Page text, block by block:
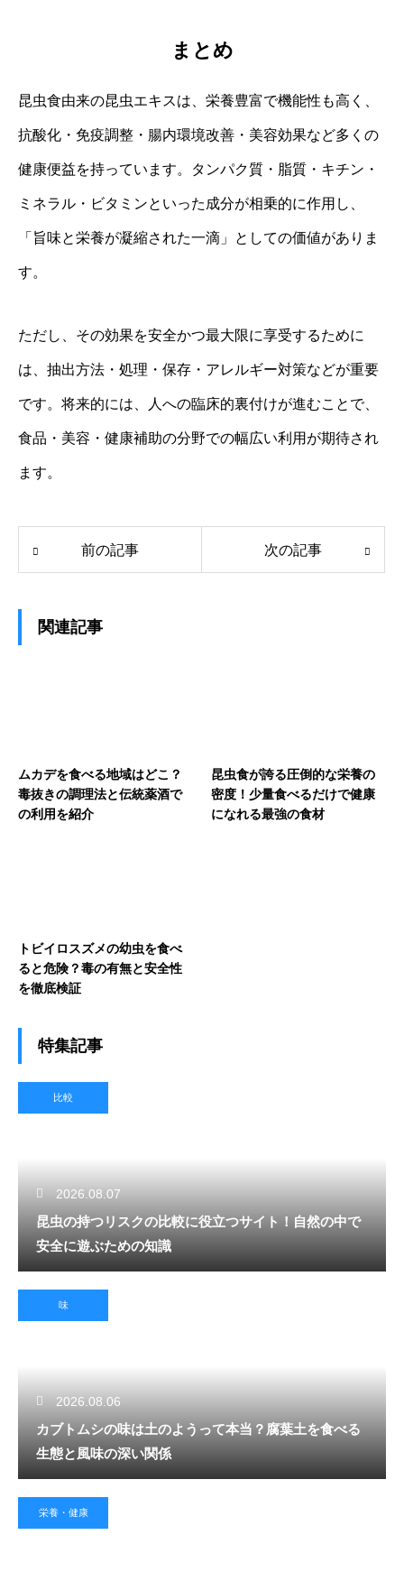
まとめ
昆虫食由来の昆虫エキスは、栄養豊富で機能性も高く、
抗酸化・免疫調整・腸内環境改善・美容効果など多くの
健康便益を持っています。タンパク質・脂質・キチン・
ミネラル・ビタミンといった成分が相乗的に作用し、
「旨味と栄養が凝縮された一滴」としての価値がありま
す。
ただし、その効果を安全かつ最大限に享受するために
は、抽出方法・処理・保存・アレルギー対策などが重要
です。将来的には、人への臨床的裏付けが進むことで、
食品・美容・健康補助の分野での幅広い利用が期待され
ます。
前の記事 次の記事
関連記事
ムカデを食べる地域はどこ？
毒抜きの調理法と伝統薬酒で
の利用を紹介
昆虫食が誇る圧倒的な栄養の
密度！少量食べるだけで健康
になれる最強の食材
トビイロスズメの幼虫を食べ
ると危険？毒の有無と安全性
を徹底検証
特集記事
比較
2026.08.07
昆虫の持つリスクの比較に役立つサイト！自然の中で
安全に遊ぶための知識
味
2026.08.06
カブトムシの味は土のようって本当？腐葉土を食べる
生態と風味の深い関係
栄養・健康